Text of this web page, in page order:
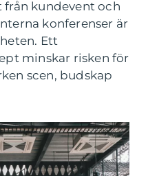
från kundevent och
konferenser är
Ett
minskar risken för
scen, budskap